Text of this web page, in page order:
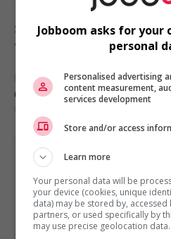
Stagiaire en
actifs du bâtiment
Drummondville, QC
Construction, production et
CONSTRUCTION, PRODUCTION ET
EST PRÉSENTÉ PAR
Union Recrutement
Jobboom asks for your
personal
Personalised advertising
content measurement,
services development
Store and/or access
Learn more
Your personal data will be
your device (cookies, unique
data) may be stored by,
partners, or used specifically by
may use precise geolocation data.